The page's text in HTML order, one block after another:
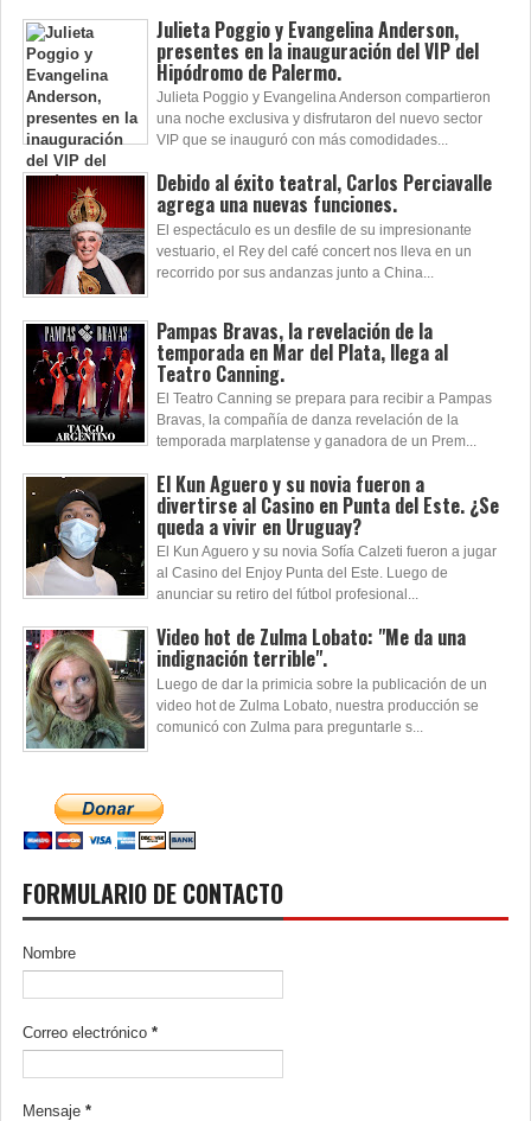
Julieta Poggio y Evangelina Anderson,
presentes en la inauguración del VIP del
Hipódromo de Palermo.
Julieta Poggio y Evangelina Anderson compartieron
una noche exclusiva y disfrutaron del nuevo sector
VIP que se inauguró con más comodidades...
Debido al éxito teatral, Carlos Perciavalle
agrega una nuevas funciones.
El espectáculo es un desfile de su impresionante
vestuario, el Rey del café concert nos lleva en un
recorrido por sus andanzas junto a China...
Pampas Bravas, la revelación de la
temporada en Mar del Plata, llega al
Teatro Canning.
El Teatro Canning se prepara para recibir a Pampas
Bravas, la compañía de danza revelación de la
temporada marplatense y ganadora de un Prem...
El Kun Aguero y su novia fueron a
divertirse al Casino en Punta del Este. ¿Se
queda a vivir en Uruguay?
El Kun Aguero y su novia Sofía Calzeti fueron a jugar
al Casino del Enjoy Punta del Este. Luego de
anunciar su retiro del fútbol profesional...
Video hot de Zulma Lobato: "Me da una
indignación terrible".
Luego de dar la primicia sobre la publicación de un
video hot de Zulma Lobato, nuestra producción se
comunicó con Zulma para preguntarle s...
FORMULARIO DE CONTACTO
Nombre
Correo electrónico *
Mensaje *